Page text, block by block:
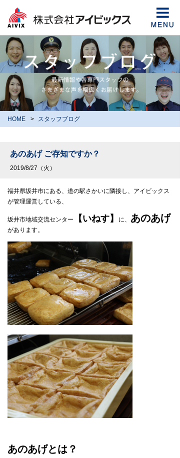
HOME スタッフブログ
あのあげ ご存知ですか？
2019/8/27（火）
福井県坂井市にある、道の駅さかいに隣接し、アイビックス
が管理運営している、
坂井市地域交流センター 【いねす】 に、 あのあげ
があります。
あのあげとは？